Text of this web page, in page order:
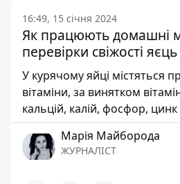
16:49, 15 січня 2024
Як працюють домашні
перевірки свіжості яєць
У курячому яйці містяться
вітаміни, за винятком
кальцій, калій, фосфор, цинк
Марія Майборода
ЖУРНАЛІСТ